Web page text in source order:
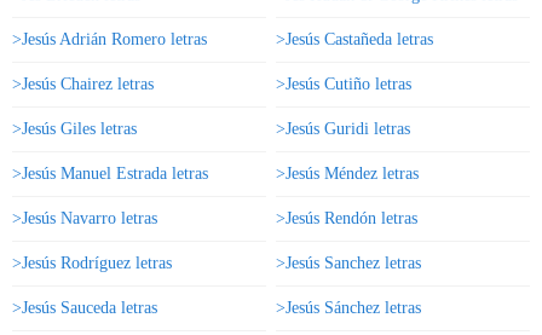
>Jesús Adrián Romero letras >Jesús Castañeda letras
>Jesús Chairez letras >Jesús Cutiño letras
>Jesús Giles letras >Jesús Guridi letras
>Jesús Manuel Estrada letras >Jesús Méndez letras
>Jesús Navarro letras >Jesús Rendón letras
>Jesús Rodríguez letras >Jesús Sanchez letras
>Jesús Sauceda letras >Jesús Sánchez letras